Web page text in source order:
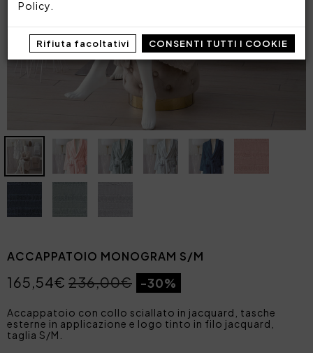
Policy
Rifiuta facoltativi CONSENTI TUTTI I COOKIE
ACCAPPATOIO MONOGRAM S/M
165,54€ 236,00€ -30%
Accappatoio con collo sciallato in jacquard, tasche
esterne in applicazione e logo tinto in filo jacquard,
taglia S/M.